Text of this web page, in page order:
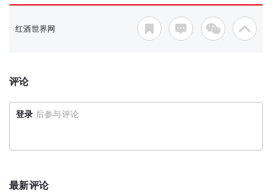
红酒世界网
评论
登录 后参与评论
最新评论